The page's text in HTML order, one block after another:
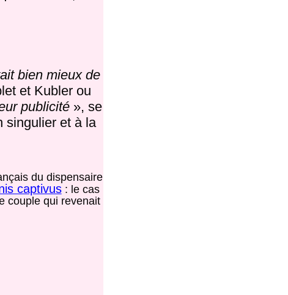
bien mieux de
et Kubler ou
publicité», se
singulier et à la
du dispensaire
captivus: le cas
couple qui revenait